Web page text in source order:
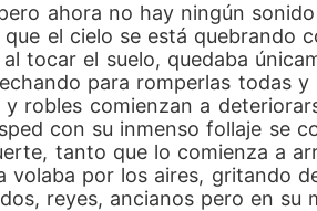
ahora no hay ningún
el cielo se está quebrando
tocar el suelo, quedaba
para romperlas todas
robles comienzan a
con su inmenso follaje se
tanto que lo comienza a
por los aires, gritando
reyes, ancianos pero en su